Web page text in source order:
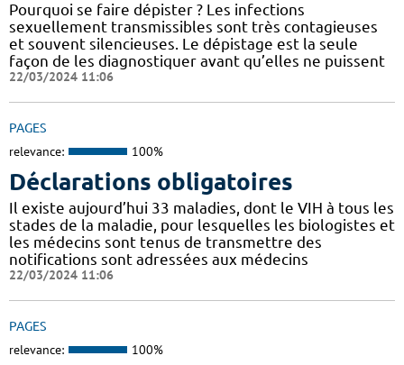
Pourquoi se faire dépister ? Les infections
sexuellement transmissibles sont très contagieuses
et souvent silencieuses. Le dépistage est la seule
façon de les diagnostiquer avant qu’elles ne puissent
22/03/2024 11:06
PAGES
relevance: 100%
Déclarations obligatoires
Il existe aujourd’hui 33 maladies, dont le VIH à tous les
stades de la maladie, pour lesquelles les biologistes et
les médecins sont tenus de transmettre des
notifications sont adressées aux médecins
22/03/2024 11:06
PAGES
relevance: 100%